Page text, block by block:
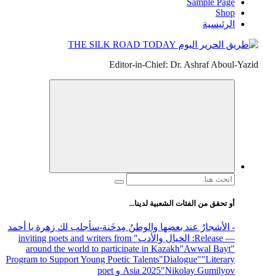
Sample Page
Shop
الرئيسية
Editor-in-Chief: Dr. Ashraf Aboul-Yazid
البحث
أو تحقق من الفئات الشعبية لدينا...
- الأشجارُ عند بعضِها والوطنُ مِدخَنة-سأجلب لك زهرة يا أحمد
— Release
: الخيال والأدب
" inviting poets and writers from
around the world to participate in Kazakh"Awwal Bayt"
Program to Support Young Poetic Talents"Dialogue""Literary
Asia 2025"Nikolay Gumilyov و poet